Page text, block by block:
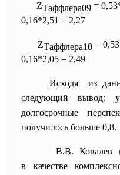
ZТаффлера09=
0,16*2,51 = 2,27
ZТаффлера10=
0,16*2,05 = 2,49
Исходя из
следующий вывод: у
долгосрочные
получилось больше 0,8.
В.В. Ковалев
в качестве